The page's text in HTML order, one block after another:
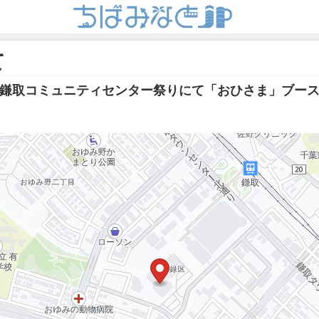
鎌取コミュニティセンター祭りにて「おひさま」ブース